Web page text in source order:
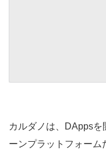
カルダノは、DAppsを
ーンプラットフォーム